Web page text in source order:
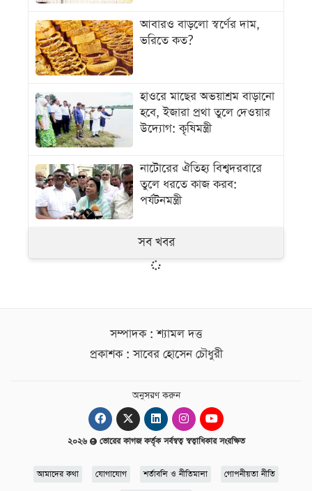
আবারও বাড়লো স্বর্ণের দাম,
ভরিতে কত?
হাওরে মাছের অভয়াশ্রম বাড়ানো
হবে, ইজারা প্রথা তুলে দেওয়ার
উদ্যোগ: কৃষিমন্ত্রী
নাটোরের ঐতিহ্য বিশ্বদরবারে
তুলে ধরতে কাজ করব:
পর্যটনমন্ত্রী
সব খবর
সম্পাদক : শ্যামল দত্ত
প্রকাশক : সাবের হোসেন চৌধুরী
অনুসরণ করুন
২০২৬ ভোরের কাগজ কর্তৃক সর্বস্বত্ব স্বত্বাধিকার সংরক্ষিত
আমাদের কথা যোগাযোগ শর্তাবলি ও নীতিমালা গোপনীয়তা নীতি